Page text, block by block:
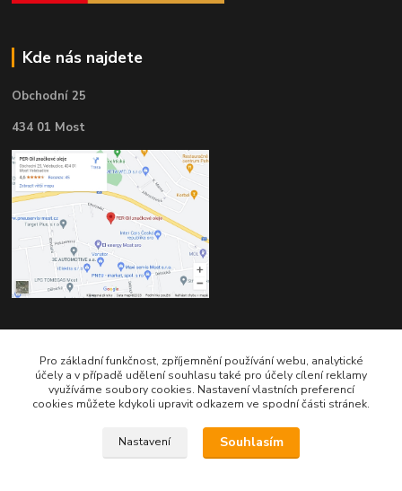
Kde nás najdete
Obchodní 25
434 01 Most
Kontakty
Pro základní funkčnost, zpříjemnění používání webu, analytické
účely a v případě udělení souhlasu také pro účely cílení reklamy
využíváme soubory cookies. Nastavení vlastních preferencí
cookies můžete kdykoli upravit odkazem ve spodní části stránek.
Nastavení Souhlasím